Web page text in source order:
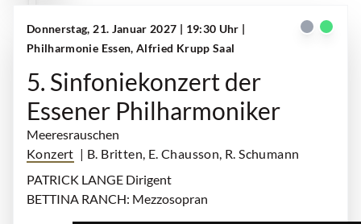
Donnerstag, 21. Januar 2027 | 19:30 Uhr |
Philharmonie Essen, Alfried Krupp Saal
5. Sinfoniekonzert der
Essener Philharmoniker
Meeresrauschen
Konzert | B. Britten, E. Chausson, R. Schumann
PATRICK LANGE Dirigent
BETTINA RANCH: Mezzosopran